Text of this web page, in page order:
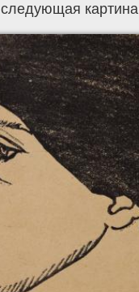
следующая картина